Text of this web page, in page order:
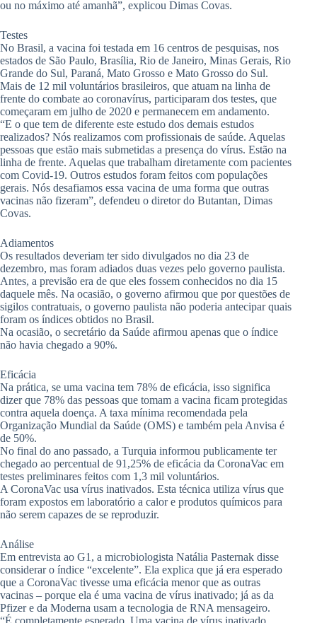
ou no máximo até amanhã”, explicou Dimas Covas.
Testes
No Brasil, a vacina foi testada em 16 centros de pesquisas, nos
estados de São Paulo, Brasília, Rio de Janeiro, Minas Gerais, Rio
Grande do Sul, Paraná, Mato Grosso e Mato Grosso do Sul.
Mais de 12 mil voluntários brasileiros, que atuam na linha de
frente do combate ao coronavírus, participaram dos testes, que
começaram em julho de 2020 e permanecem em andamento.
“E o que tem de diferente este estudo dos demais estudos
realizados? Nós realizamos com profissionais de saúde. Aquelas
pessoas que estão mais submetidas a presença do vírus. Estão na
linha de frente. Aquelas que trabalham diretamente com pacientes
com Covid-19. Outros estudos foram feitos com populações
gerais. Nós desafiamos essa vacina de uma forma que outras
vacinas não fizeram”, defendeu o diretor do Butantan, Dimas
Covas.
Adiamentos
Os resultados deveriam ter sido divulgados no dia 23 de
dezembro, mas foram adiados duas vezes pelo governo paulista.
Antes, a previsão era de que eles fossem conhecidos no dia 15
daquele mês. Na ocasião, o governo afirmou que por questões de
sigilos contratuais, o governo paulista não poderia antecipar quais
foram os índices obtidos no Brasil.
Na ocasião, o secretário da Saúde afirmou apenas que o índice
não havia chegado a 90%.
Eficácia
Na prática, se uma vacina tem 78% de eficácia, isso significa
dizer que 78% das pessoas que tomam a vacina ficam protegidas
contra aquela doença. A taxa mínima recomendada pela
Organização Mundial da Saúde (OMS) e também pela Anvisa é
de 50%.
No final do ano passado, a Turquia informou publicamente ter
chegado ao percentual de 91,25% de eficácia da CoronaVac em
testes preliminares feitos com 1,3 mil voluntários.
A CoronaVac usa vírus inativados. Esta técnica utiliza vírus que
foram expostos em laboratório a calor e produtos químicos para
não serem capazes de se reproduzir.
Análise
Em entrevista ao G1, a microbiologista Natália Pasternak disse
considerar o índice “excelente”. Ela explica que já era esperado
que a CoronaVac tivesse uma eficácia menor que as outras
vacinas – porque ela é uma vacina de vírus inativado; já as da
Pfizer e da Moderna usam a tecnologia de RNA mensageiro.